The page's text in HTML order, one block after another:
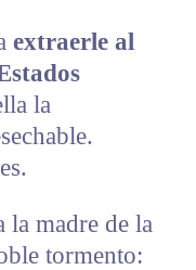
extraerle al
la
madre de la
tormento: